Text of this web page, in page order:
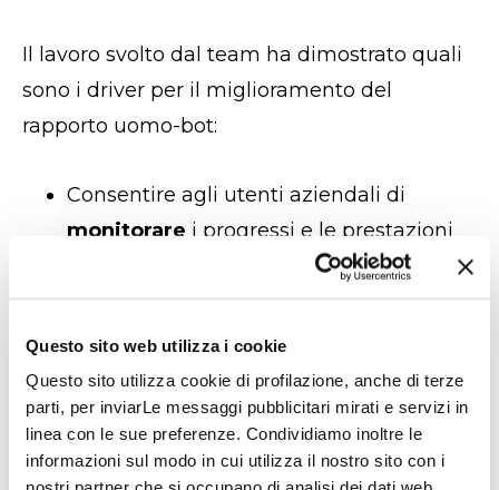
Questo sito web utilizza i cookie
Questo sito utilizza cookie di profilazione, anche di terze
parti, per inviarLe messaggi pubblicitari mirati e servizi in
linea con le sue preferenze. Condividiamo inoltre le
informazioni sul modo in cui utilizza il nostro sito con i
Il lavoro svolto dal team ha dimostrato quali
sono i driver per il miglioramento del
rapporto uomo-bot:
Consentire agli utenti aziendali di
monitorare i progressi e le prestazioni
dell'attività robotica nel tempo.
attenzione allatracciabilità
cui siano necessarie escalation a causa
dei rischi di non conformità agli SLA.
Semplificare la governance della